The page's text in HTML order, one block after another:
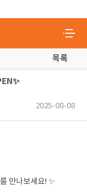
목록
2025-08-08
를 만나보세요! ✨